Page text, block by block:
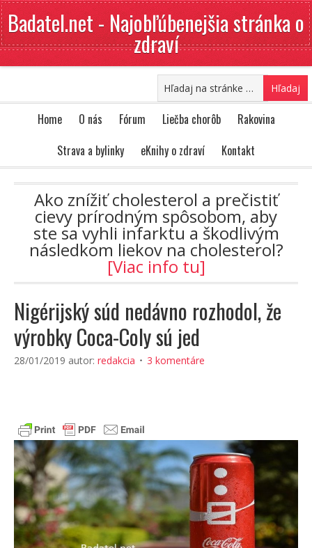
Badatel.net - Najobľúbenejšia stránka o
zdraví
Home O nás Fórum Liečba chorôb
Rakovina
Strava a bylinky
eKnihy o zdraví Kontakt
Ako znížiť cholesterol a prečistiť
cievy prírodným spôsobom, aby
ste sa vyhli infarktu a škodlivým
následkom liekov na cholesterol?
[Viac info tu]
Nigérijský súd nedávno rozhodol, že
výrobky Coca-Coly sú jed
28/01/2019 autor: redakcia 3 komentáre